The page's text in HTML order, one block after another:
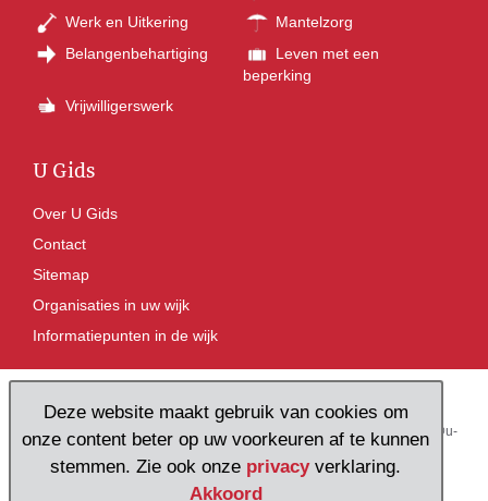
Werk en Uitkering
Mantelzorg
Belangenbehartiging
Leven met een
beperking
Vrijwilligerswerk
U Gids
Over U Gids
Contact
Sitemap
Organisaties in uw wijk
Informatiepunten in de wijk
Pieterskerkhof 16, 3512 JR Utrecht Tel: 030 236 17 27 E-mail:
ugids@u-
centraal.nl
Proclaimer Privacy
Deze website maakt gebruik van cookies om
onze content beter op uw voorkeuren af te kunnen
stemmen. Zie ook onze privacyverklaring.
Akkoord